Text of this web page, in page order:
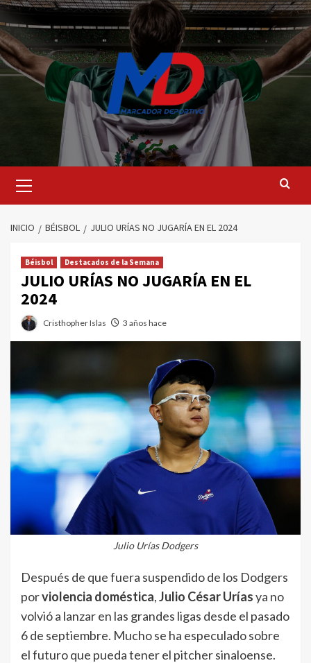
Saltar
al
contenido
principal
INICIO BÉISBOL JULIO URÍAS NO JUGARÍA EN EL 2024
Béisbol Destacados de la Semana
JULIO URÍAS NO JUGARÍA EN EL
2024
Cristhopher Islas 3 años hace
Julio Urías Dodgers
Después de que fuera suspendido de los Dodgers
porviolencia doméstica,Julio César Uríasya no
volvió a lanzar en las grandes ligas desde el pasado
6 de septiembre. Mucho se ha especulado sobre
el futuro que pueda tener el pitcher sinaloense.